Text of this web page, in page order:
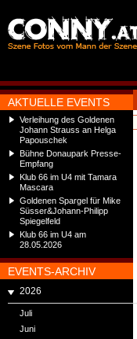
AKTUELLE EVENTS
Verleihung des Goldenen
Johann Strauss an Helga
Papouschek
Bühne Donaupark Presse-
Empfang
Klub 66 im U4 mit Tamara
Mascara
Goldenen Spargel für Mike
Süsser&Johann-Philipp
Spiegelfeld
Klub 66 im U4 am
28.05.2026
EVENTS-ARCHIV
2026
Juli
Juni